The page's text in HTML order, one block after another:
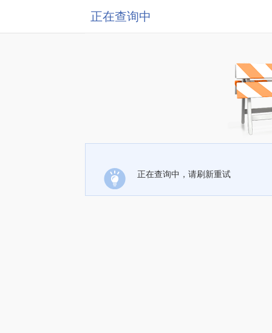
正在查询中
正在查询中，请刷新重试